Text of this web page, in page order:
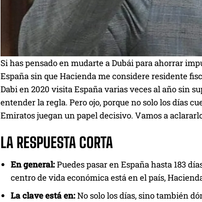
Si has pensado en mudarte a Dubái para ahorrar
España sin que Hacienda me considere residente
Dabi en 2020 visita España varias veces al año sin
entender la regla. Pero ojo, porque no solo los días
Emiratos juegan un papel decisivo. Vamos a
LA RESPUESTA CORTA
En general:Puedes pasar en España hasta 183
centro de vida económica está en el país,
La clave está en:No solo los días, sino también